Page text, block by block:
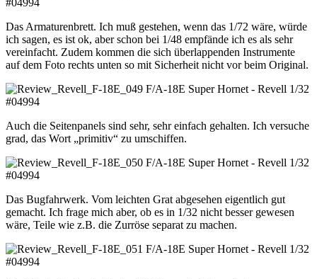
Das Armaturenbrett. Ich muß gestehen, wenn das 1/72 wäre, würde
ich sagen, es ist ok, aber schon bei 1/48 empfände ich es als sehr
vereinfacht. Zudem kommen die sich überlappenden Instrumente
auf dem Foto rechts unten so mit Sicherheit nicht vor beim Original.
Auch die Seitenpanels sind sehr, sehr einfach gehalten. Ich versuche
grad, das Wort „primitiv“ zu umschiffen.
Das Bugfahrwerk. Vom leichten Grat abgesehen eigentlich gut
gemacht. Ich frage mich aber, ob es in 1/32 nicht besser gewesen
wäre, Teile wie z.B. die Zurröse separat zu machen.